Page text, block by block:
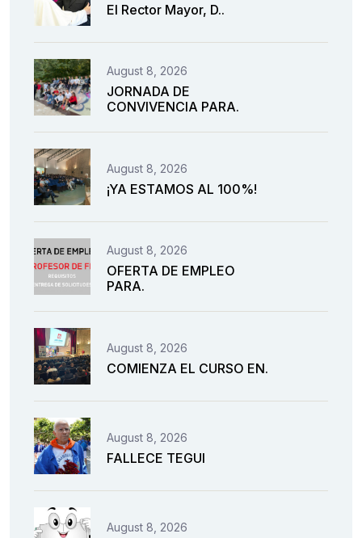
El Rector Mayor, D..
August 8, 2026
JORNADA DE
CONVIVENCIA PARA.
August 8, 2026
¡YA ESTAMOS AL 100%!
August 8, 2026
OFERTA DE EMPLEO
PARA.
August 8, 2026
COMIENZA EL CURSO EN.
August 8, 2026
FALLECE TEGUI
August 8, 2026